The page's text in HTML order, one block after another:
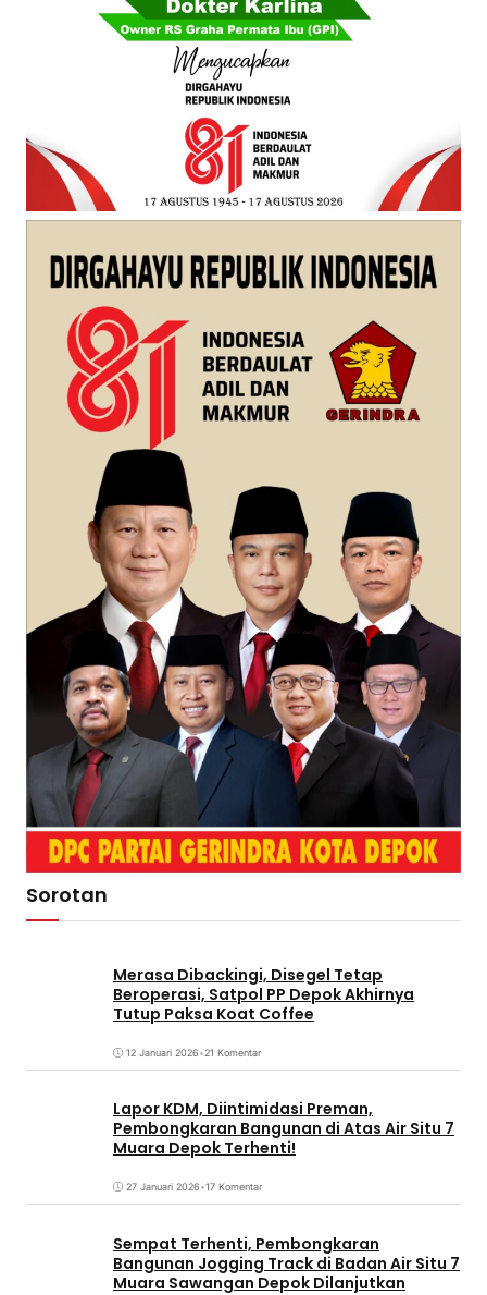
Sorotan
Merasa Dibackingi, Disegel Tetap
Beroperasi, Satpol PP Depok Akhirnya
Tutup Paksa Koat Coffee
12 Januari 2026•21 Komentar
Lapor KDM, Diintimidasi Preman,
Pembongkaran Bangunan di Atas Air Situ 7
Muara Depok Terhenti!
27 Januari 2026•17 Komentar
Sempat Terhenti, Pembongkaran
Bangunan Jogging Track di Badan Air Situ 7
Muara Sawangan Depok Dilanjutkan